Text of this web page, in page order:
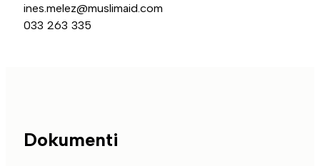
ines.melez@muslimaid.com
033 263 335
Dokumenti